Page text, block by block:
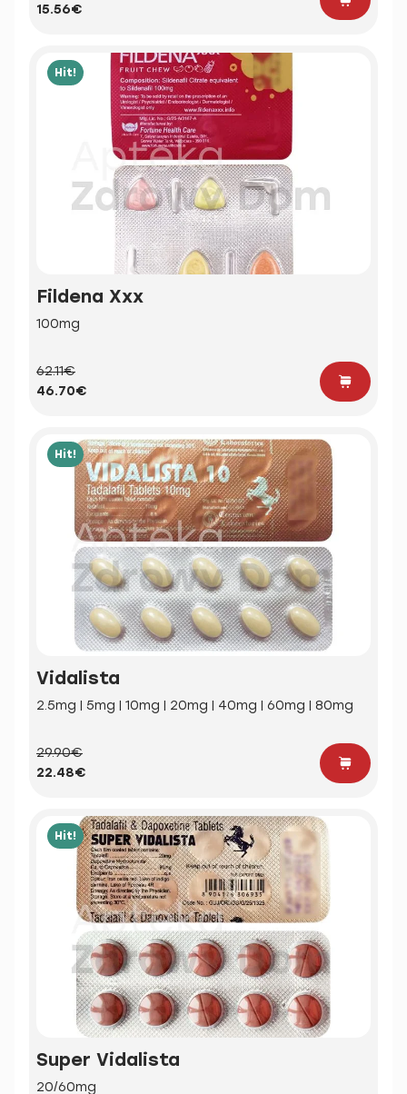
15.56€
Hit!
Fildena Xxx
100mg
62.11€
46.70€
Hit!
Vidalista
2.5mg | 5mg | 10mg | 20mg | 40mg | 60mg | 80mg
29.90€
22.48€
Hit!
Super Vidalista
20/60mg